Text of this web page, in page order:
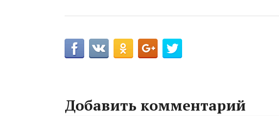
Добавить комментарий